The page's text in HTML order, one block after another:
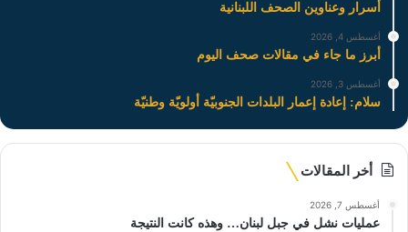
أسرار وعناوين الصحف اللبنانية
أغسطس 4, 2026
أبرز ما جاء في مقالات صحف اليوم
أغسطس 3, 2026
سلام: إعادة إعمار البلدات الجنوبيّة أولويّة وطنيّة
أخر المقالات
أغسطس 7, 2026
عمليات نشل في جبل لبنان… وهذه كانت النتيجة